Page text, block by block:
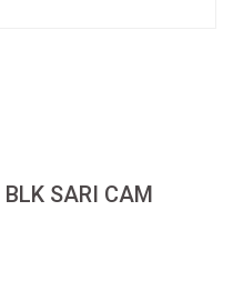
SARI CAM